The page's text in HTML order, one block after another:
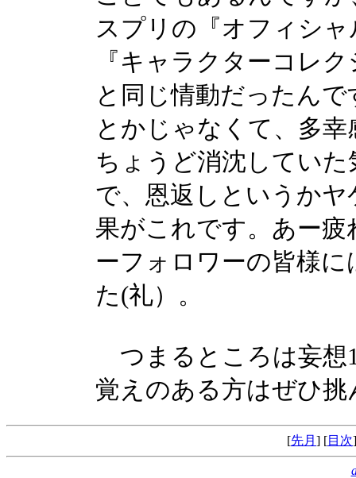
スプリの『オフィシ
『キャラクターコレ
と同じ情動だったん
とかじゃなくて、多
ちょうど消沈してい
で、恩返しというか
果がこれです。あー
ーフォロワーの皆様
た(礼）。
つまるところは妄想
覚えのある方はぜひ
[先月 ] [目次